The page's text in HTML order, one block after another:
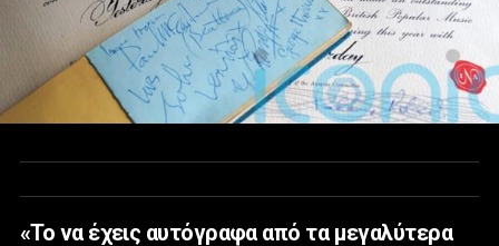
«Το να έχεις αυτόγραφα από τα μεγαλύτερα